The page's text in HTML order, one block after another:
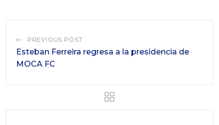
PREVIOUS POST
Esteban Ferreira regresa a la presidencia de
MOCA FC